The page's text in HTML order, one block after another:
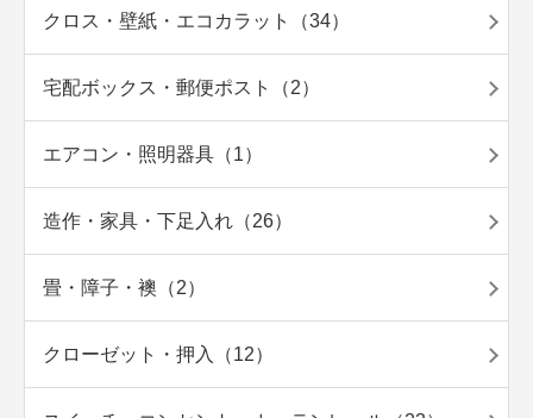
クロス・壁紙・エコカラット（34）
宅配ボックス・郵便ポスト（2）
エアコン・照明器具（1）
造作・家具・下足入れ（26）
畳・障子・襖（2）
クローゼット・押入（12）